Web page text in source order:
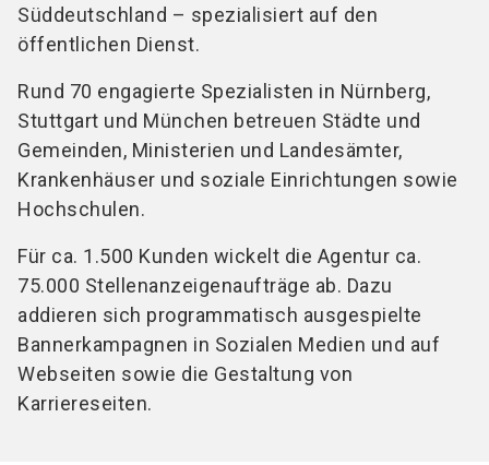
Süddeutsch­land – spezialisiert auf den
öffentlichen Dienst.
Rund 70 engagierte Spezialisten in Nürnberg,
Stuttgart und München betreuen Städte und
Gemeinden, Ministerien und Landesämter,
Krankenhäuser und soziale Einrichtungen sowie
Hochschulen.
Für ca. 1.500 Kunden wickelt die Agentur ca.
75.000 Stellenanzeigenaufträge ab. Dazu
addieren sich programmatisch ausgespielte
Bannerkampagnen in Sozialen Medien und auf
Webseiten sowie die Gestaltung von
Karriereseiten.